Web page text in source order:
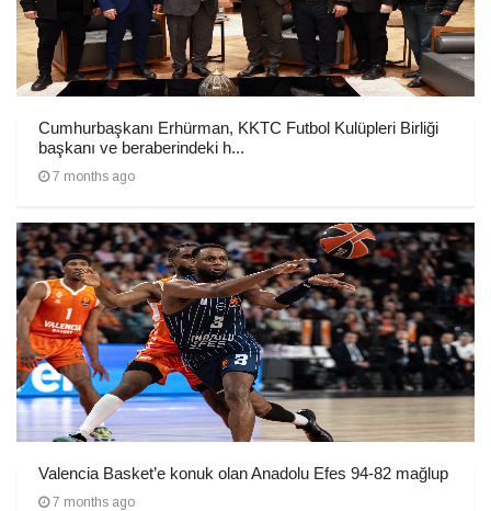
Cumhurbaşkanı Erhürman, KKTC Futbol Kulüpleri Birliği
başkanı ve beraberindeki h...
7 months ago
Valencia Basket’e konuk olan Anadolu Efes 94-82 mağlup
7 months ago